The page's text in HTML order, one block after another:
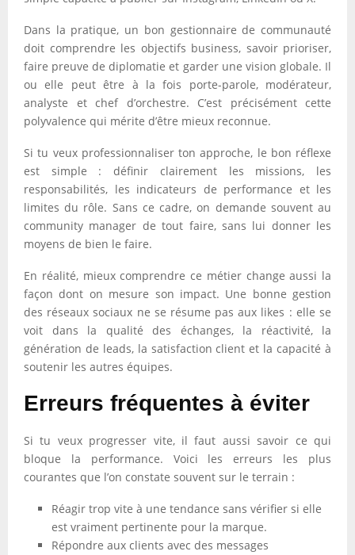
Dans la pratique, un bon gestionnaire de communauté
doit comprendre les objectifs business, savoir prioriser,
faire preuve de diplomatie et garder une vision globale. Il
ou elle peut être à la fois porte-parole, modérateur,
analyste et chef d’orchestre. C’est précisément cette
polyvalence qui mérite d’être mieux reconnue.
Si tu veux professionnaliser ton approche, le bon réflexe
est simple : définir clairement les missions, les
responsabilités, les indicateurs de performance et les
limites du rôle. Sans ce cadre, on demande souvent au
community manager de tout faire, sans lui donner les
moyens de bien le faire.
En réalité, mieux comprendre ce métier change aussi la
façon dont on mesure son impact. Une bonne gestion
des réseaux sociaux ne se résume pas aux likes : elle se
voit dans la qualité des échanges, la réactivité, la
génération de leads, la satisfaction client et la capacité à
soutenir les autres équipes.
Erreurs fréquentes à éviter
Si tu veux progresser vite, il faut aussi savoir ce qui
bloque la performance. Voici les erreurs les plus
courantes que l’on constate souvent sur le terrain :
Réagir trop vite à une tendance sans vérifier si elle
est vraiment pertinente pour la marque.
Répondre aux clients avec des messages